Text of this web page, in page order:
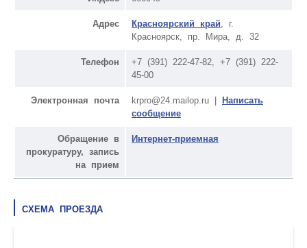
Адрес Красноярский край , г.
Красноярск, пр. Мира, д. 32
Телефон
+7 (391) 222-47-82, +7 (391) 222-
45-00
Электронная почта krpro@24.mailop.ru |
Написать
сообщение
Обращение в
прокуратуру, запись
на прием
Интернет-приемная
СХЕМА ПРОЕЗДА